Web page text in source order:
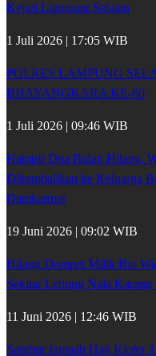
Kejari Lampung Selatan
1 Juli 2026 | 17:05 WIB
POLRES LAMPUNG
BHAYANGKARA KE-80
1 Juli 2026 | 09:46 WIB
Hampir Dua Bulan Hilang,
Dikembalikan ke Keluarga
Damkarmat
19 Juni 2026 | 09:02 WIB
Hilang Dompet Milik Rio
Sekitar Lebung Nala Karang
11 Juni 2026 | 12:46 WIB
Sambut Jamaah Haji Kloter